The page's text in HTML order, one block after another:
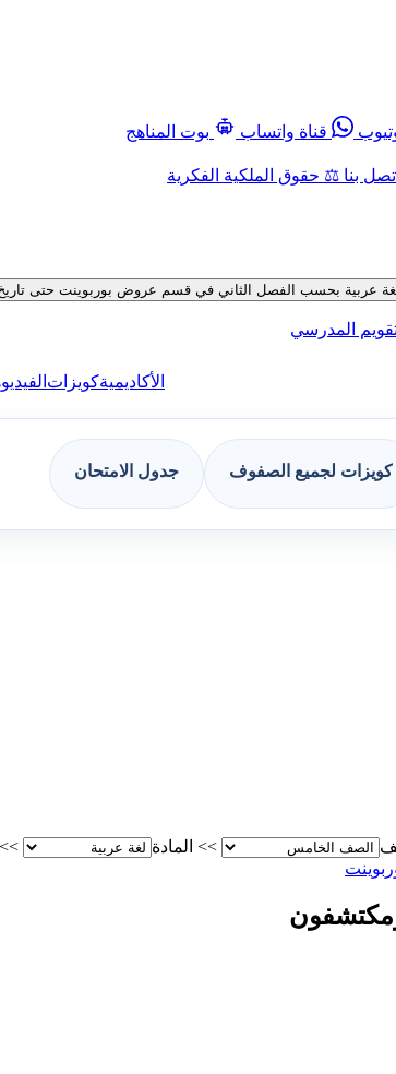
قناة واتساب
بوت المناهج
اتصل بنا ⚖️ حقوق الملكية الفكرية
بحسب الفصل الثاني في قسم عروض بوربوينت حتى تاريخ 09-08-
المدرسي
الأكاديميةكويزات
كويزات لجميع الصفوف جدول الامتحان
>> المادة >>
ومكتشفون